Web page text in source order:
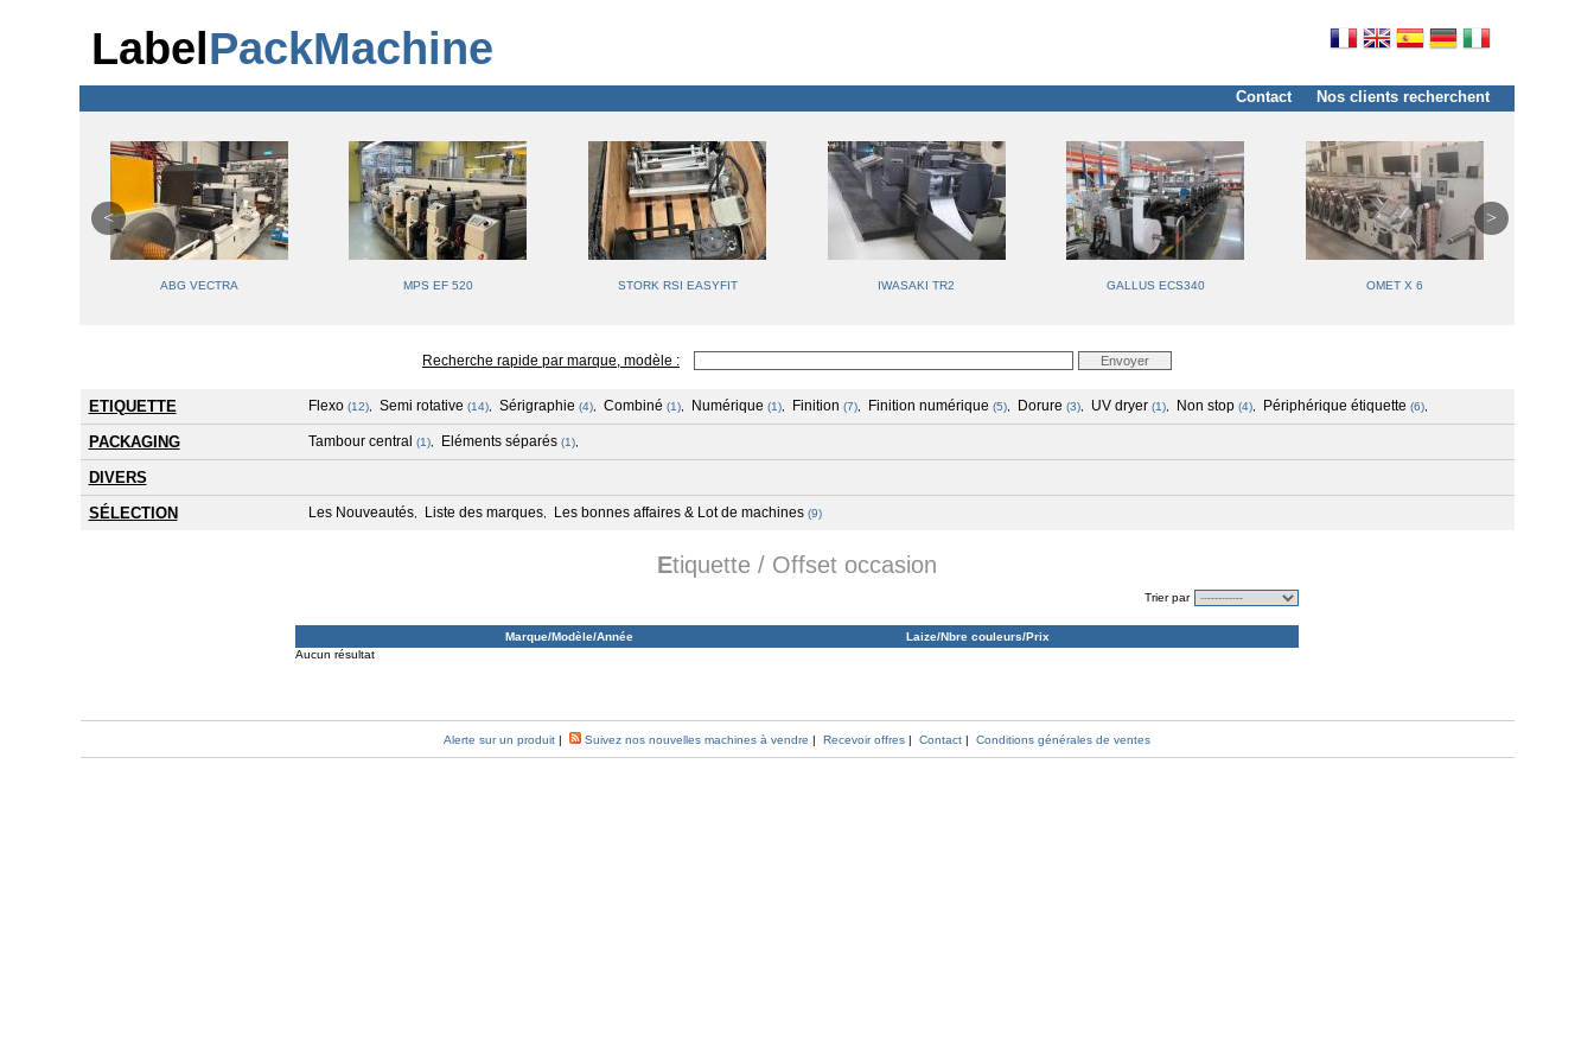
Label PackMachine
Contact Nos clients recherchent
ABG VECTRA MPS EF 520 STORK RSI EASYFIT IWASAKI TR2 GALLUS ECS340 OMET X 6
Recherche rapide par marque, modèle :
ETIQUETTE Flexo (12), Semi rotative (14), Sérigraphie (4), Combiné (1), Numérique (1), Finition (7), Finition numérique (5), Dorure (3), UV dryer (1), Non stop (4), Périphérique étiquette (6),
PACKAGING Tambour central (1), Eléments séparés (1),
DIVERS
SÉLECTION
Les Nouveautés, Liste des marques, Les bonnes affaires & Lot de machines (9)
Etiquette / Offset occasion
Trier par
Marque/Modèle/Année
Laize/Nbre couleurs/Prix
Aucun résultat
Alerte sur un produit | Suivez nos nouvelles machines à vendre | Recevoir offres | Contact | Conditions générales de ventes